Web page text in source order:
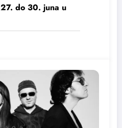
do 30. juna u